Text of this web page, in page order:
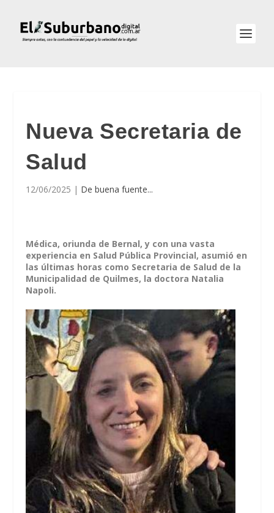
Nueva Secretaria de
Salud
12/06/2025 | De buena fuente...
Médica, oriunda de Bernal, y con una vasta
experiencia en Salud Pública Provincial, asumió en
las últimas horas como Secretaria de Salud de la
Municipalidad de Quilmes, la doctora Natalia
Napoli.